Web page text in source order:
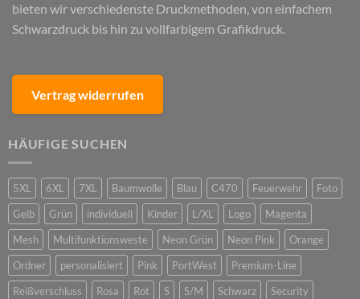
bieten wir verschiedenste Druckmethoden, von einfachem
Schwarzdruck bis hin zu vollfarbigem Grafikdruck.
Vertrag widerrufen
HÄUFIGE SUCHEN
5XL 6XL 7XL Baumwolle Blau C470 Feuerwehr
Foto
Gelb
Grün individuell Kinder L/XL Logo
Magenta
Mesh
Multifunktionsweste Neon Grün Neon Pink
Orange
Ordner
personalisiert Pink PortWest
Premium-Line
Reißverschluss
Rosa Rot S S/M Schwarz
Security